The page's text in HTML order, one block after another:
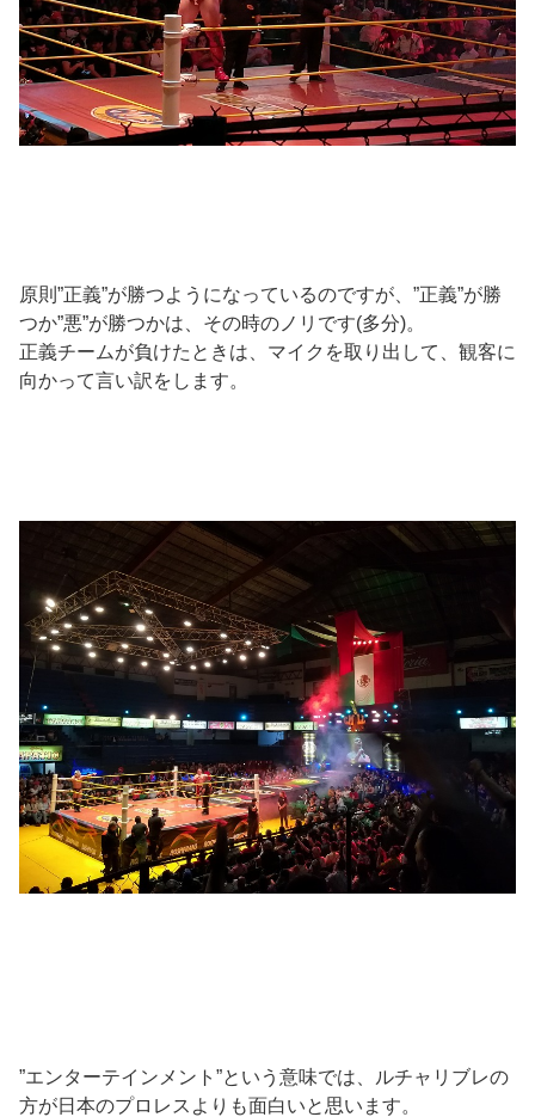
原則”正義”が勝つようになっているのですが、”正義”が勝
つか”悪”が勝つかは、その時のノリです(多分)。
正義チームが負けたときは、マイクを取り出して、観客に
向かって言い訳をします。
”エンターテインメント”という意味では、ルチャリブレの
方が日本のプロレスよりも面白いと思います。